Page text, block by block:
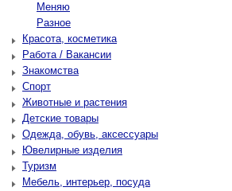
Меняю
Разное
Красота, косметика
Работа / Вакансии
Знакомства
Спорт
Животные и растения
Детские товары
Одежда, обувь, аксессуары
Ювелирные изделия
Туризм
Мебель, интерьер, посуда